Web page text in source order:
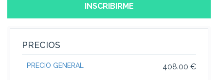
INSCRIBIRME
PRECIOS
408.00 €
PRECIO GENERAL